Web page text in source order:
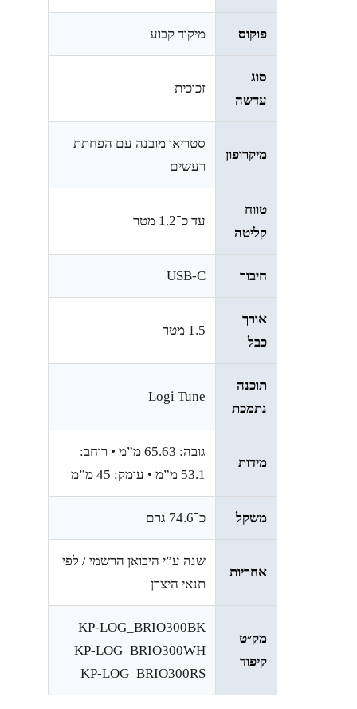
פוקוס מיקוד קבוע
סוג
עדשה
זכוכית
מיקרופון
סטריאו מובנה עם הפחתת
רעשים
טווח
קליטה
עד כ־1.2 מטר
חיבור USB-C
אורך
כבל
1.5 מטר
תוכנה
נתמכת
Logi Tune
מידות
גובה: 65.63 מ”מ • רוחב:
53.1 מ”מ • עומק: 45 מ”מ
משקל כ־74.6 גרם
אחריות
שנה ע”י היבואן הרשמי / לפי
תנאי היצרן
מק״ט
קיפוד
KP-LOG_BRIO300BK
KP-LOG_BRIO300WH
KP-LOG_BRIO300RS